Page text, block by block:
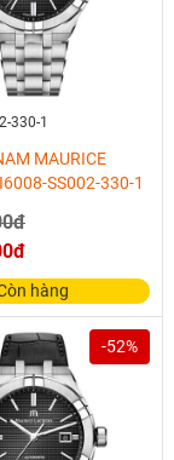
330-1
MAURICE
SS002-330-1
hàng
-52%